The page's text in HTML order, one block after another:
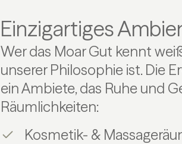
Einzigartiges
Wer das Moar Gut kennt
unserer Philosophie ist. Die
ein Ambiete, das Ruhe und
Räumlichkeiten:
Kosmetik- &